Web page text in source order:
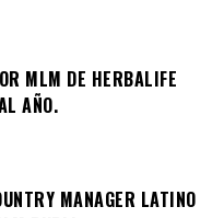
MLM DE HERBALIFE
AÑO.
MANAGER LATINO